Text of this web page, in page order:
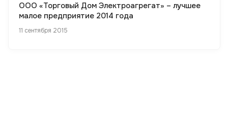
ООО «Торговый Дом Электроагрегат» – лучшее
малое предприятие 2014 года
11 сентября 2015